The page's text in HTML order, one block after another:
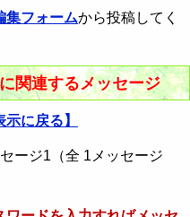
集フォームから投稿してく
関連するメッセージ
に戻る】
ージ1（全 1メッセージ